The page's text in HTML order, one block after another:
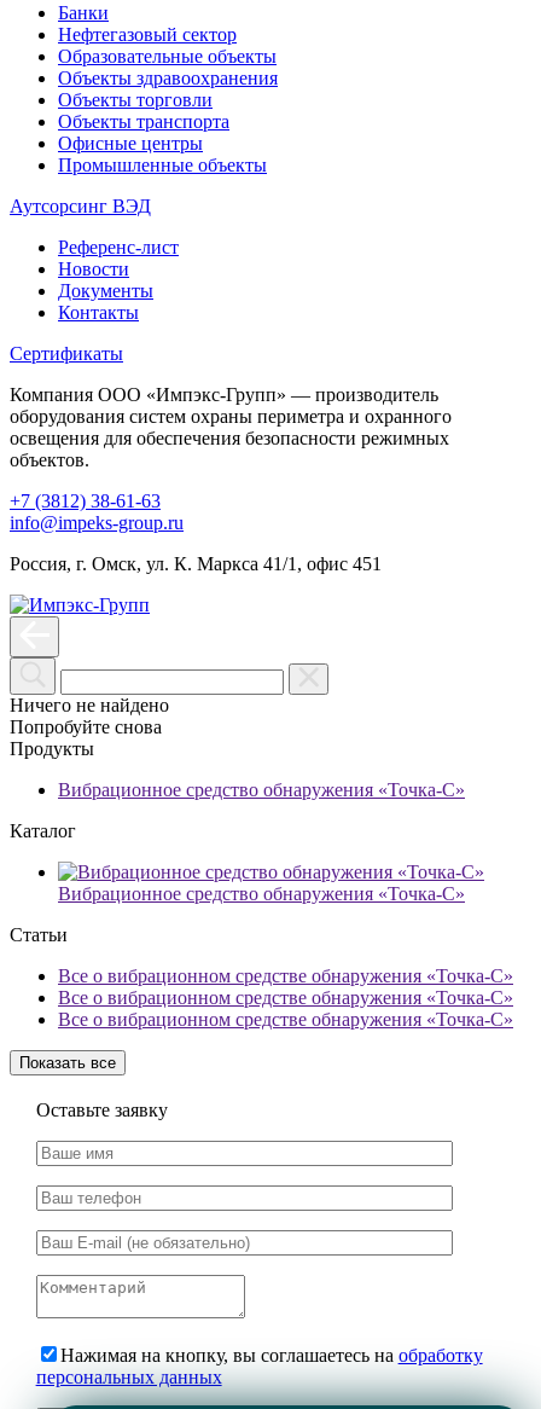
Банки
Нефтегазовый сектор
Образовательные объекты
Объекты здравоохранения
Объекты торговли
Объекты транспорта
Офисные центры
Промышленные объекты
Аутсорсинг ВЭД
Референс-лист
Новости
Документы
Контакты
Сертификаты
Компания ООО «Импэкс-Групп» — производитель
оборудования систем охраны периметра и охранного
освещения для обеспечения безопасности режимных
объектов.
+7 (3812) 38-61-63
info@impeks-group.ru
Россия, г. Омск, ул. К. Маркса 41/1, офис 451
Ничего не найдено
Попробуйте снова
Продукты
Вибрационное средство обнаружения «Точка-С»
Каталог
Вибрационное средство обнаружения «Точка-С»
Статьи
Все о вибрационном средстве обнаружения «Точка-С»
Все о вибрационном средстве обнаружения «Точка-С»
Все о вибрационном средстве обнаружения «Точка-С»
Показать все
Оставьте заявку
Нажимая на кнопку, вы соглашаетесь на обработку
персональных данных